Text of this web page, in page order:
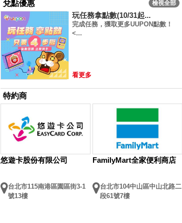
兌點優惠 檢視全部
玩任務拿點數(10/31起...
完成任務，獲取更多UUPON點數！
<...
看更多
特約商
悠遊卡股份有限公司
台北市115南港區園區街3-1
號13樓
FamilyMart全家便利商店
台北市104中山區中山北路二
段61號7樓